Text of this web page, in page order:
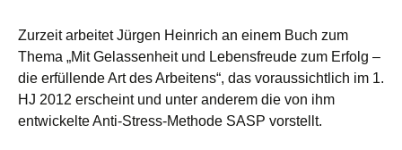
Zurzeit arbeitet Jürgen Heinrich an einem Buch zum
Thema „Mit Gelassenheit und Lebensfreude zum Erfolg –
die erfüllende Art des Arbeitens“, das voraussichtlich im 1.
HJ 2012 erscheint und unter anderem die von ihm
entwickelte Anti-Stress-Methode SASP vorstellt.